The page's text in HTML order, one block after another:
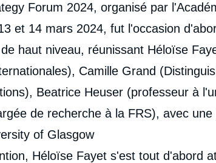
Forum 2024, organisé par
et 14 mars 2024, fut l'occasion
haut niveau, réunissant Héloïse
Camille Grand
Beatrice Heuser (professeur à
de recherche à la FRS), avec
of Glasgow
Héloïse Fayet s'est tout d'abord